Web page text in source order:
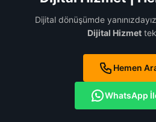
Dijital dönüşümde
Dijital Hizmet
Hemen
WhatsApp